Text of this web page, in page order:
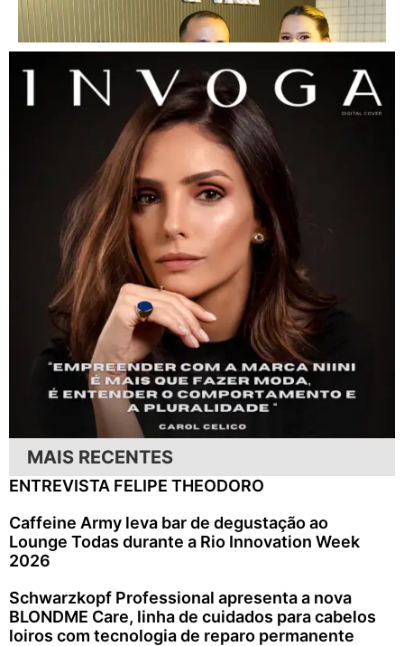
MAIS RECENTES
ENTREVISTA FELIPE THEODORO
Caffeine Army leva bar de degustação ao
Lounge Todas durante a Rio Innovation Week
2026
Schwarzkopf Professional apresenta a nova
BLONDME Care, linha de cuidados para cabelos
loiros com tecnologia de reparo permanente